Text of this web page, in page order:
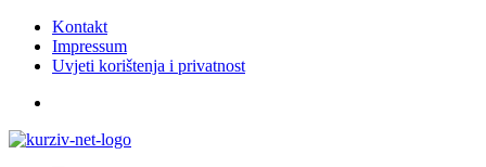
Kontakt
Impressum
Uvjeti korištenja i privatnost